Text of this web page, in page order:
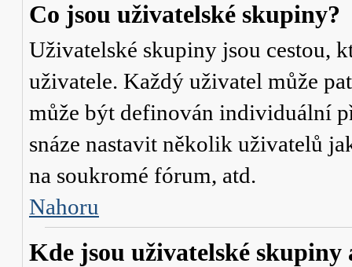
Co jsou uživatelské skupiny?
Uživatelské skupiny jsou cestou,
uživatele. Každý uživatel může
může být definován individuální
snáze nastavit několik uživatelů
na soukromé fórum, atd.
Nahoru
Kde jsou uživatelské